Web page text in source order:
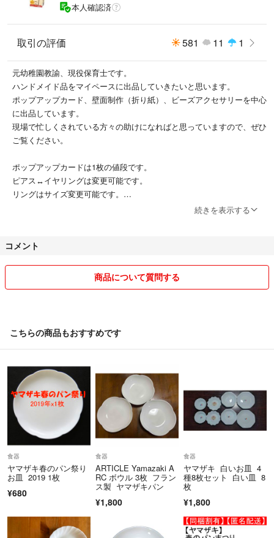
本人確認済
取引の評価 581 11 1
元幼稚園教諭、現役保育士です。
ハンドメイド品をマイペースに出品していきたいと思います。
ポップアップカード、壁面制作（折り紙）、ビーズアクセサリーを中心
に出品しています。
現場で忙しくされている方々の助けになればと思っていますので、ぜひ
ご覧ください。
ポップアップカードは1枚の値段です。
ピアス↔︎イヤリングは変更可能です。
リングはサイズ変更可能です。
まとめ買い、お値下げお気軽にお声がけください。
素人保管のため、見落としがある場合があります。
詳しく見たい方はコメントいただければ写真を追加します。
少しでも疑問に思ったら質問していただければお答えします。
ので、気軽にコメントいただければと思います。
※基本的に匿名配送ですが、壁面はA4より大きいサイズは普通郵便にな
ります。
※土日祝は基本発送していません。
続きを表示する
コメント
商品について質問する
こちらの商品もおすすめです
食器
ヤマザキ春のパン祭り
お皿 2019 1枚
¥680
食器
ARTICLE Yamazaki A
RC ボウル 3枚 フラン
ス製 ヤマザキパン
¥1,800
食器
ヤマザキ 白いお皿 4
種8枚セット 白い皿 8
枚
¥1,800